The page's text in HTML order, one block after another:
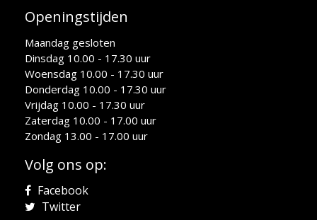
Openingstijden
Maandag gesloten
Dinsdag 10.00 - 17.30 uur
Woensdag 10.00 - 17.30 uur
Donderdag 10.00 - 17.30 uur
Vrijdag 10.00 - 17.30 uur
Zaterdag 10.00 - 17.00 uur
Zondag 13.00 - 17.00 uur
Volg ons op:
Facebook
Twitter